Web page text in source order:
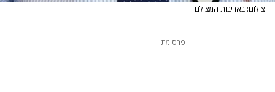
צילום: באדיבות המצולם
פרסומת